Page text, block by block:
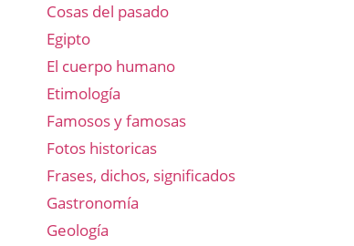
Cosas del pasado
Egipto
El cuerpo humano
Etimología
Famosos y famosas
Fotos historicas
Frases, dichos, significados
Gastronomía
Geología